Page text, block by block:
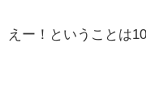
えー！ということは